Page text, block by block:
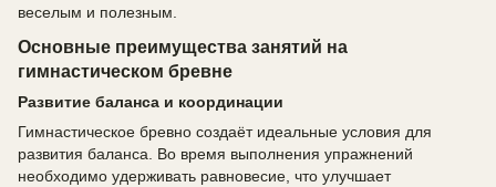
веселым и полезным.
Основные преимущества занятий на
гимнастическом бревне
Развитие баланса и координации
Гимнастическое бревно создаёт идеальные условия для
развития баланса. Во время выполнения упражнений
необходимо удерживать равновесие, что улучшает